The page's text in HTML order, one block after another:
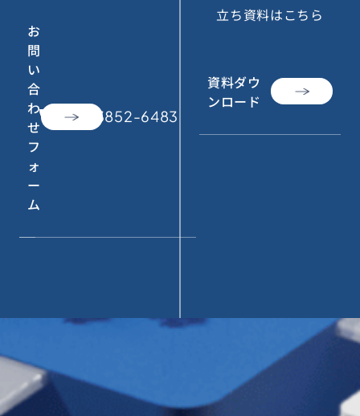
お
問
い
合
わ
せ
フ
ォ
ー
ム
call 050-3852-6483
立ち資料はこちら
資料ダウ
ンロード